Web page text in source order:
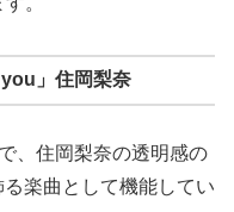
you」住岡梨奈
、住岡梨奈の透明感の
楽曲として機能してい